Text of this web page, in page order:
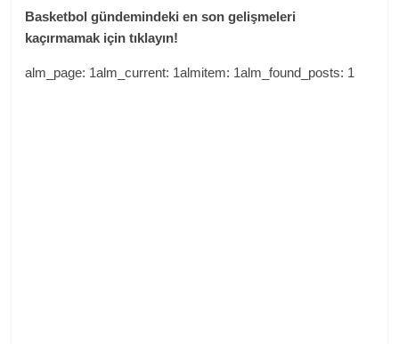
Basketbol gündemindeki en son gelişmeleri
kaçırmamak için tıklayın!
alm_page: 1alm_current: 1almitem: 1alm_found_posts: 1